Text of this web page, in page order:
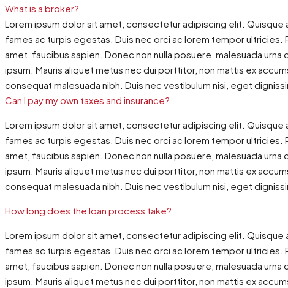
What is a broker?
Lorem ipsum dolor sit amet, consectetur adipiscing elit.
fames ac turpis egestas. Duis nec orci ac lorem tempor ultricies.
amet, faucibus sapien. Donec non nulla posuere, malesuada
ipsum. Mauris aliquet metus nec dui porttitor, non mattis ex
consequat malesuada nibh. Duis nec vestibulum nisi, eget
Can I pay my own taxes and insurance?
Lorem ipsum dolor sit amet, consectetur adipiscing elit.
fames ac turpis egestas. Duis nec orci ac lorem tempor ultricies.
amet, faucibus sapien. Donec non nulla posuere, malesuada
ipsum. Mauris aliquet metus nec dui porttitor, non mattis ex
consequat malesuada nibh. Duis nec vestibulum nisi, eget
How long does the loan process take?
Lorem ipsum dolor sit amet, consectetur adipiscing elit.
fames ac turpis egestas. Duis nec orci ac lorem tempor ultricies.
amet, faucibus sapien. Donec non nulla posuere, malesuada
ipsum. Mauris aliquet metus nec dui porttitor, non mattis ex